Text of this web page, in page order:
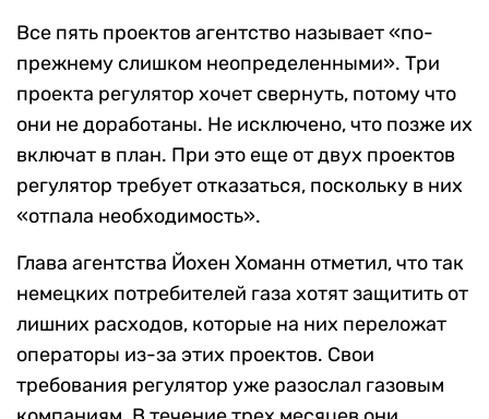
Все пять проектов агентство называет «по-
прежнему слишком неопределенными». Три
проекта регулятор хочет свернуть, потому что
они не доработаны. Не исключено, что позже их
включат в план. При это еще от двух проектов
регулятор требует отказаться, поскольку в них
«отпала необходимость».
Глава агентства Йохен Хоманн отметил, что так
немецких потребителей газа хотят защитить от
лишних расходов, которые на них переложат
операторы из-за этих проектов. Свои
требования регулятор уже разослал газовым